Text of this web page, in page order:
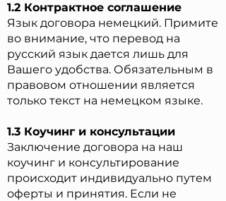
1.2 Контрактное соглашение
Язык договора немецкий. Примите
во внимание, что перевод на
русский язык дается лишь для
Вашего удобства. Обязательным в
правовом отношении является
только текст на немецком языке.
1.3 Коучинг и консультации
Заключение договора на наш
коучинг и консультирование
происходит индивидуально путем
оферты и принятия. Если не